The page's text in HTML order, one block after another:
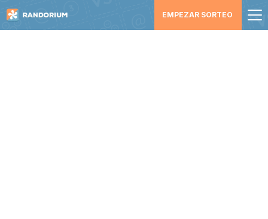
EMPEZAR SORTEO